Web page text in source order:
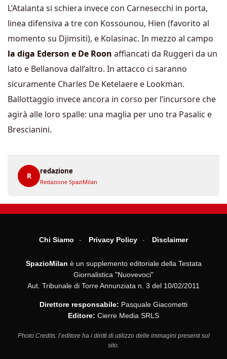
L’Atalanta si schiera invece con Carnesecchi in porta,
linea difensiva a tre con Kossounou, Hien (favorito al
momento su Djimsiti), e Kolasinac. In mezzo al campo
la diga Ederson e De Roon affiancati da Ruggeri da un
lato e Bellanova dall’altro. In attacco ci saranno
sicuramente Charles De Ketelaere e Lookman.
Ballottaggio invece ancora in corso per l’incursore che
agirà alle loro spalle: una maglia per uno tra Pasalic e
Brescianini.
R
redazione
Redazione SpaziMilan
Chi Siamo Privacy Policy Disclaimer
SpazioMilan è un supplemento editoriale della Testata
Giornalistica "Nuovevoci"
Aut. Tribunale di Torre Annunziata n. 3 del 10/02/2011
Direttore responsabile: Pasquale Giacometti
Editore: Cierre Media SRLS
Photo Credits: l’editore ha i diritti di utilizzo delle immagini presenti sul
sito.